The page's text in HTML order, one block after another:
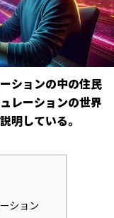
ションの中の住民
レーションの世界
明している。
ション